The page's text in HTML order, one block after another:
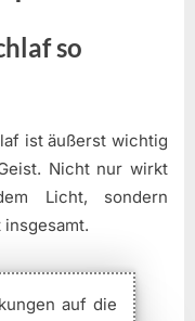
so
ist äußerst wichtig
Nicht nur wirkt
Licht, sondern
auf die